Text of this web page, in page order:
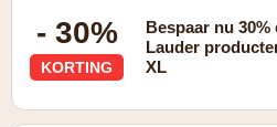
- 30%
KORTING
Bespaar nu 30%
Lauder
XL